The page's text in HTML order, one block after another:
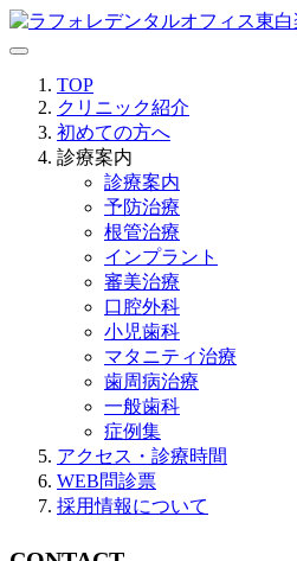
TOP
クリニック紹介
初めての方へ
診療案内
診療案内
予防治療
根管治療
インプラント
審美治療
口腔外科
小児歯科
マタニティ治療
歯周病治療
一般歯科
症例集
アクセス・診療時間
WEB問診票
採用情報について